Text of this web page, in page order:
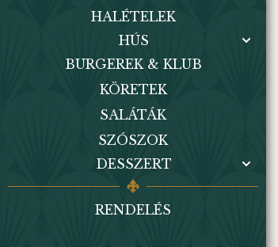
HALÉTELEK
HÚS
BURGEREK & KLUB
KÖRETEK
SALÁTÁK
SZÓSZOK
DESSZERT
RENDELÉS